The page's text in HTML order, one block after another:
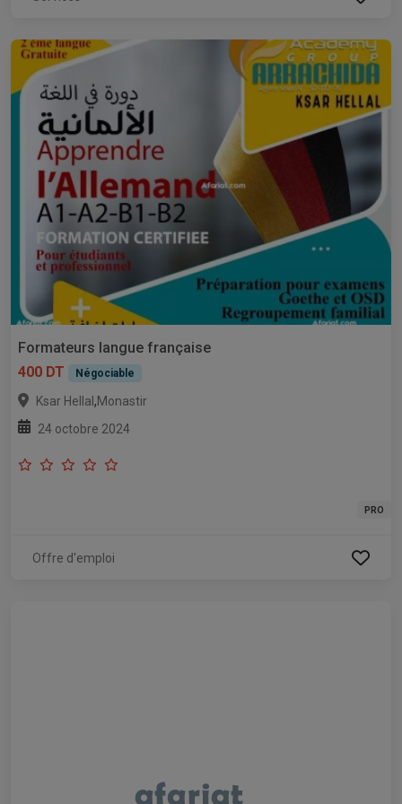
Formateurs langue française
400 DT
Négociable
Ksar Hellal ,Monastir
24 octobre 2024
PRO
Offre d'emploi